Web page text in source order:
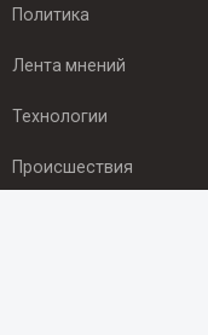
Политика
Лента мнений
Технологии
Происшествия